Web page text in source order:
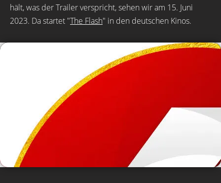
hält, was der Trailer verspricht, sehen wir am 15. Juni
2023. Da startet "The Flash" in den deutschen Kinos.